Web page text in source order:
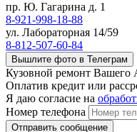
пр. Ю. Гагарина д. 1
8-921-998-18-88
ул. Лабораторная 14/59
8-812-507-60-84
Вышлите фото в Телеграм
Кузовной ремонт Вашего
Оплатив кредит или
Я даю согласие на
Номер телефона